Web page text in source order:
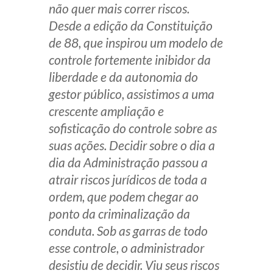
Zênite Fácil IA
Zênite Play
Orientação por Escrito
Mentoria Zênite
Capacitação
Zênite Online
Eventos presenciais
Zênite in Company
Diferenciais
Receba por RSS
não quer mais correr riscos.
Desde a edição da Constituição
de 88, que inspirou um modelo de
controle fortemente inibidor da
liberdade e da autonomia do
gestor público, assistimos a uma
crescente ampliação e
sofisticação do controle sobre as
suas ações. Decidir sobre o dia a
dia da Administração passou a
atrair riscos jurídicos de toda a
ordem, que podem chegar ao
ponto da criminalização da
conduta. Sob as garras de todo
esse controle, o administrador
desistiu de decidir. Viu seus riscos